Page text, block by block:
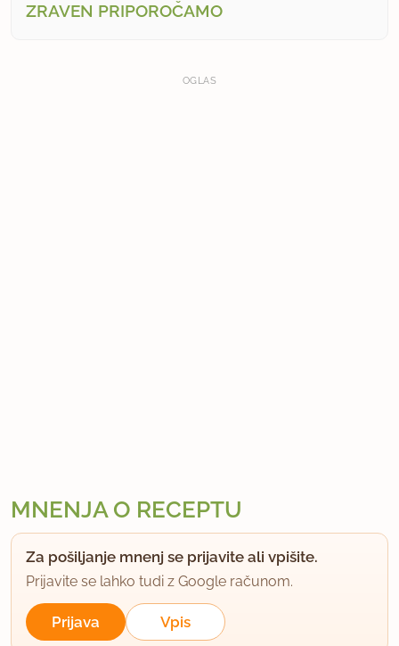
ZRAVEN PRIPOROČAMO
OGLAS
MNENJA O RECEPTU
Za pošiljanje mnenj se prijavite ali vpišite.
Prijavite se lahko tudi z Google računom.
Prijava Vpis